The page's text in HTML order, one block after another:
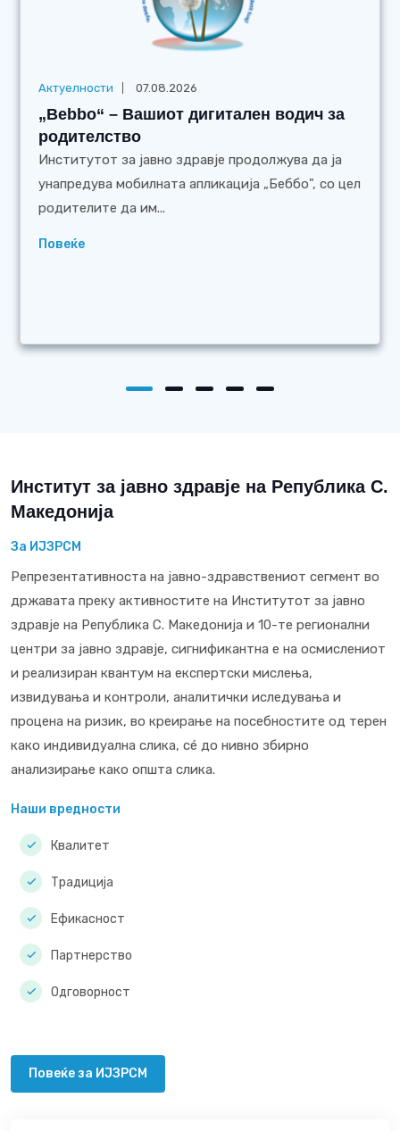
Актуелности 07.08.2026
„Bebbo“ – Вашиот дигитален водич за
родителство
Институтот за јавно здравје продолжува да ја
унапредува мобилната апликација „Беббо", со цел
родителите да им...
Повеќе
Институт за јавно здравје на Република С.
Македонија
За ИЈЗРСМ
Репрезентативноста на јавно-здравствениот сегмент во
државата преку активностите на Институтот за јавно
здравје на Република С. Македонија и 10-те регионални
центри за јавно здравје, сигнификантна е на осмислениот
и реализиран квантум на експертски мислења,
извидувања и контроли, аналитички иследувања и
процена на ризик, во креирање на посебностите од терен
како индивидуална слика, сé до нивно збирно
анализирање како општа слика.
Наши вредности
Квалитет
Традиција
Ефикасност
Партнерство
Одговорност
Повеќе за ИЈЗРСМ